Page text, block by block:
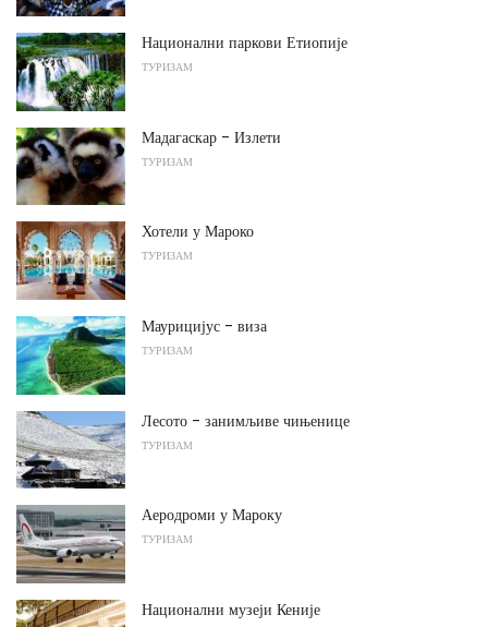
Национални паркови Етиопије
ТУРИЗАМ
Мадагаскар - Излети
ТУРИЗАМ
Хотели у Мароко
ТУРИЗАМ
Маурицијус - виза
ТУРИЗАМ
Лесото - занимљиве чињенице
ТУРИЗАМ
Аеродроми у Мароку
ТУРИЗАМ
Национални музеји Кеније